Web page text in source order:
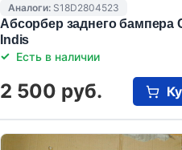
Аналоги: S18D2804523
Абсорбер заднего бампера
Indis
Есть в наличии
2 500 руб.